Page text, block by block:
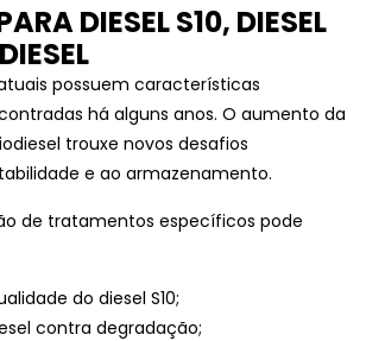
DIESEL S10, DIESEL
possuem características
há alguns anos. O aumento da
trouxe novos desafios
e ao armazenamento.
de tratamentos específicos pode
do diesel S10;
contra degradação;